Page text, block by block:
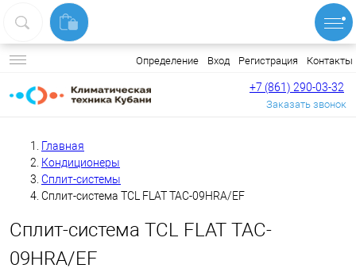
Определение Вход Регистрация Контакты
+7 (861) 290-03-32
Заказать звонок
Главная
Кондиционеры
Сплит-системы
Сплит-система TCL FLAT TAC-09HRA/EF
Сплит-система TCL FLAT TAC-
09HRA/EF